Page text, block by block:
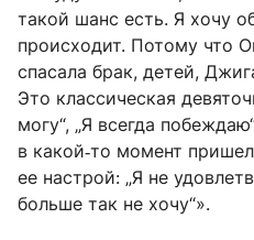
такой шанс есть. Я хочу
происходит. Потому что
спасала брак, детей,
Это классическая
могу“, „Я всегда
в какой‑то момент
ее настрой: „Я не
больше так не хочу“».